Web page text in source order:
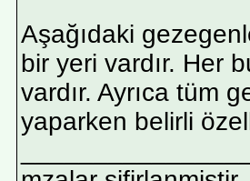
Aşağıdaki
bir yeri vardır. Her
vardır. Ayrıca tüm
yaparken belirli